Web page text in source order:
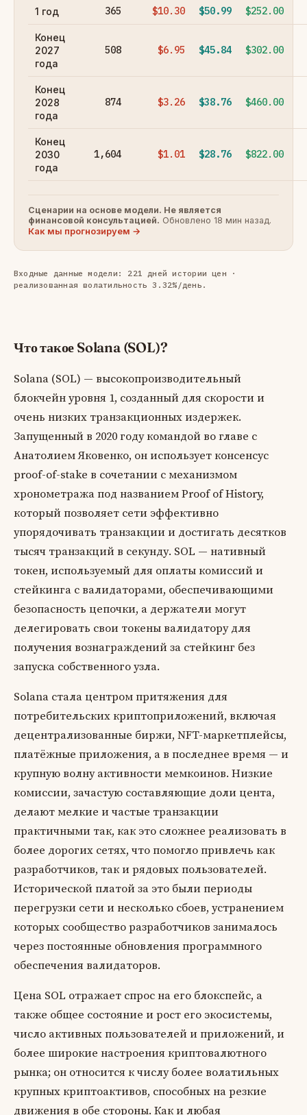
1 год 365 $10.30 $50.99 $252.00
Конец
2027
года
508 $6.95 $45.84 $302.00
Конец
2028
года
874 $3.26 $38.76 $460.00
Конец
2030
года
1,604 $1.01 $28.76 $822.00
Сценарии на основе модели. Не является
финансовой консультацией. Обновлено 18 мин назад.
Как мы прогнозируем →
Входные данные модели: 221 дней истории цен ·
реализованная волатильность 3.32%/день.
Что такое Solana (SOL)?
Solana (SOL) — высокопроизводительный
блокчейн уровня 1, созданный для скорости и
очень низких транзакционных издержек.
Запущенный в 2020 году командой во главе с
Анатолием Яковенко, он использует консенсус
proof-of-stake в сочетании с механизмом
хронометража под названием Proof of History,
который позволяет сети эффективно
упорядочивать транзакции и достигать десятков
тысяч транзакций в секунду. SOL — нативный
токен, используемый для оплаты комиссий и
стейкинга с валидаторами, обеспечивающими
безопасность цепочки, а держатели могут
делегировать свои токены валидатору для
получения вознаграждений за стейкинг без
запуска собственного узла.
Solana стала центром притяжения для
потребительских криптоприложений, включая
децентрализованные биржи, NFT-маркетплейсы,
платёжные приложения, а в последнее время — и
крупную волну активности мемкоинов. Низкие
комиссии, зачастую составляющие доли цента,
делают мелкие и частые транзакции
практичными так, как это сложнее реализовать в
более дорогих сетях, что помогло привлечь как
разработчиков, так и рядовых пользователей.
Исторической платой за это были периоды
перегрузки сети и несколько сбоев, устранением
которых сообщество разработчиков занималось
через постоянные обновления программного
обеспечения валидаторов.
Цена SOL отражает спрос на его блокспейс, а
также общее состояние и рост его экосистемы,
число активных пользователей и приложений, и
более широкие настроения криптовалютного
рынка; он относится к числу более волатильных
крупных криптоактивов, способных на резкие
движения в обе стороны. Как и любая